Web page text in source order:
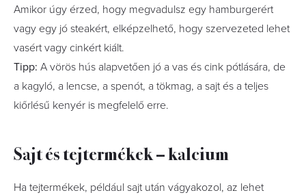
Amikor úgy érzed, hogy megvadulsz egy hamburgerért
vagy egy jó steakért, elképzelhető, hogy szervezeted lehet
vasért vagy cinkért kiált.
Tipp: A vörös hús alapvetően jó a vas és cink pótlására, de
a kagyló, a lencse, a spenót, a tökmag, a sajt és a teljes
kiőrlésű kenyér is megfelelő erre.
Sajt és tejtermékek – kalcium
Ha tejtermékek, például sajt után vágyakozol, az lehet